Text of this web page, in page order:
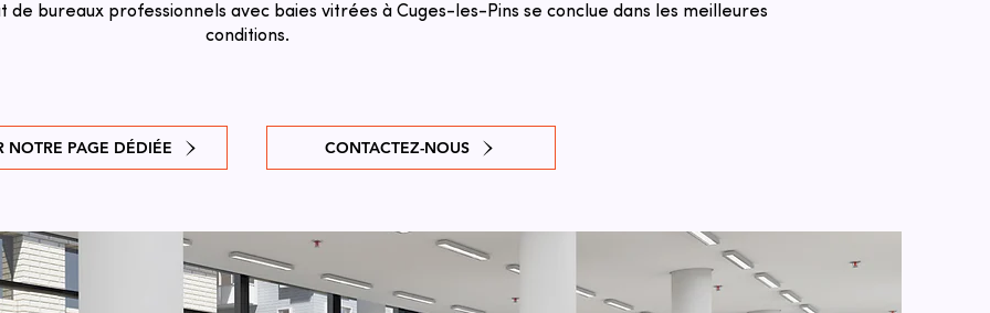
de bureaux professionnels avec baies vitrées à Cuges-les-Pins se conclue dans les meilleures
conditions.
NOTRE PAGE DÉDIÉE CONTACTEZ-NOUS